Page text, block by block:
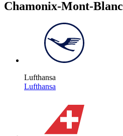
Chamonix-Mont-Blanc
Lufthansa
Lufthansa